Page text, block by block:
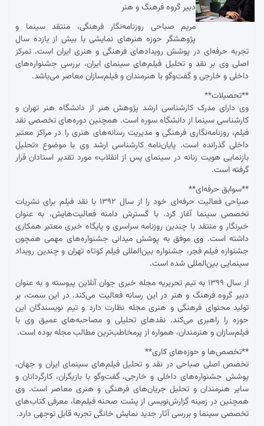
دبیر گروه فرهنگ و هنر
مریم صباحی روزنامه‌نگار فرهنگی، منتقد سینما و
پژوهشگر حوزه هنرهای نمایشی با بیش از یازده سال
تجربه حرفه‌ای در پوشش رویدادهای فرهنگی و هنری ایران است. تمرکز
اصلی وی بر نقد و تحلیل فیلم‌های سینمای ایران، بررسی جشنواره‌های
داخلی و خارجی و گفت‌وگو با هنرمندان و فیلم‌سازان معاصر می‌باشد.
**تحصیلات**
وی دارای مدرک کارشناسی ارشد پژوهش هنر از دانشگاه هنر تهران و
کارشناسی سینما از دانشگاه سوره است. همچنین دوره‌های تخصصی نقد
فیلم، روزنامه‌نگاری فرهنگی و مدیریت رسانه‌های هنری را در مراکز معتبر
داخلی گذرانده است. پایان‌نامه کارشناسی ارشد وی با موضوع «تحلیل
بازنمایی هویت زنانه در سینمای پس از انقلاب» مورد تقدیر استادان قرار
گرفته است.
**سوابق حرفه‌ای**
صباحی فعالیت حرفه‌ای خود را از سال ۱۳۹۲ با نقد فیلم برای نشریات
تخصصی سینما آغاز کرد. با گسترش دامنه فعالیت‌هایش، به عنوان
خبرنگار و منتقد با چندین روزنامه سراسری و پایگاه خبری معتبر همکاری
داشته است. وی موفق به پوشش میدانی جشنواره‌های مهمی همچون
جشنواره فیلم فجر، جشنواره بین‌المللی فیلم کوتاه تهران و چندین رویداد
سینمایی بین‌المللی شده است.
از سال ۱۳۹۹ به تیم تحریریه مجله خبری جوان آنلاین پیوسته و به عنوان
دبیر گروه فرهنگ و هنر در این رسانه فعالیت می‌کند. در این سمت، بر
تولید محتوای فرهنگی و هنری مجله نظارت دارد و تیم نویسندگان این
حوزه را راهبری می‌کند. نقدهای تحلیلی و مصاحبه‌های عمیق وی با
فیلم‌سازان و هنرمندان، همواره از پرمخاطب‌ترین مطالب مجله بوده است.
**تخصص‌ها و حوزه‌های کاری**
تخصص اصلی صباحی در نقد و تحلیل فیلم‌های سینمای ایران و جهان،
پوشش جشنواره‌های داخلی و خارجی، گفت‌وگو با بازیگران، کارگردانان و
سایر هنرمندان و تحلیل جریان‌های فرهنگی و هنری معاصر است. وی
همچنین در زمینه گزارش‌نویسی از پشت صحنه فیلم‌ها، معرفی کتاب‌های
تخصصی سینما و بررسی آثار جدید نمایش خانگی تجربه قابل توجهی دارد.